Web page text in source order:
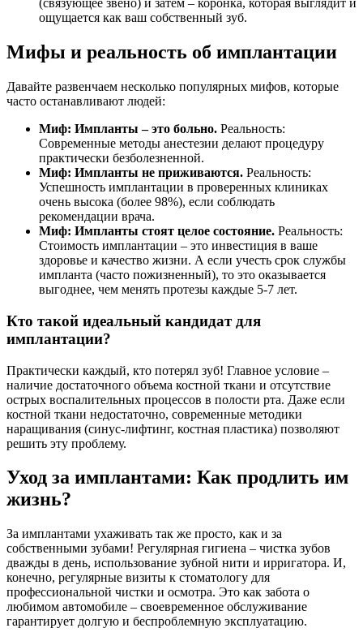
(связующее звено) и затем – коронка, которая выглядит и
ощущается как ваш собственный зуб.
Мифы и реальность об имплантации
Давайте развенчаем несколько популярных мифов, которые
часто останавливают людей:
Миф: Импланты – это больно. Реальность:
Современные методы анестезии делают процедуру
практически безболезненной.
Миф: Импланты не приживаются. Реальность:
Успешность имплантации в проверенных клиниках
очень высока (более 98%), если соблюдать
рекомендации врача.
Миф: Импланты стоят целое состояние. Реальность:
Стоимость имплантации – это инвестиция в ваше
здоровье и качество жизни. А если учесть срок службы
импланта (часто пожизненный), то это оказывается
выгоднее, чем менять протезы каждые 5-7 лет.
Кто такой идеальный кандидат для
имплантации?
Практически каждый, кто потерял зуб! Главное условие –
наличие достаточного объема костной ткани и отсутствие
острых воспалительных процессов в полости рта. Даже если
костной ткани недостаточно, современные методики
наращивания (синус-лифтинг, костная пластика) позволяют
решить эту проблему.
Уход за имплантами: Как продлить им
жизнь?
За имплантами ухаживать так же просто, как и за
собственными зубами! Регулярная гигиена – чистка зубов
дважды в день, использование зубной нити и ирригатора. И,
конечно, регулярные визиты к стоматологу для
профессиональной чистки и осмотра. Это как забота о
любимом автомобиле – своевременное обслуживание
гарантирует долгую и беспроблемную эксплуатацию.